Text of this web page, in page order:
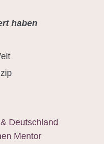
haben
Deutschland
Mentor